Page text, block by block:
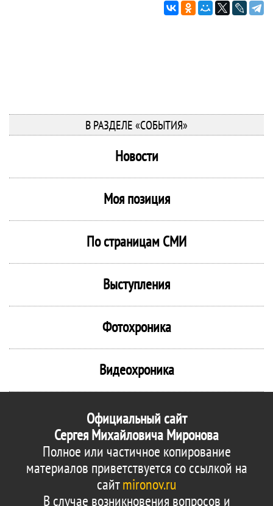
В РАЗДЕЛЕ «СОБЫТИЯ»
Новости
Моя позиция
По страницам СМИ
Выступления
Фотохроника
Видеохроника
Официальный сайт
Сергея Михайловича Миронова
Полное или частичное копирование
материалов приветствуется со ссылкой на
сайтmironov.ru
В случае возникновения вопросов и